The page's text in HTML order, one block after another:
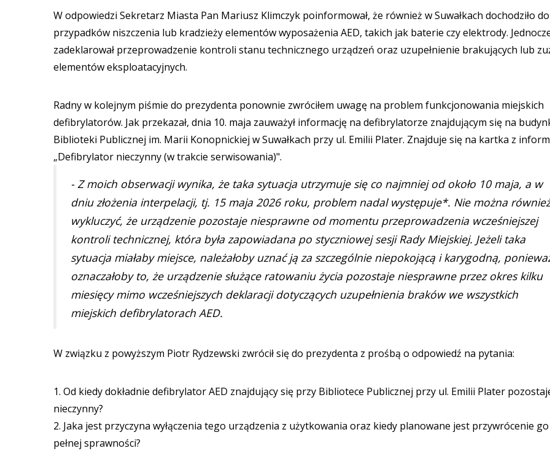
W odpowiedzi Sekretarz Miasta Pan Mariusz Klimczyk poinformował, że również w Suwałkach dochodziło do
przypadków niszczenia lub kradzieży elementów wyposażenia AED, takich jak baterie czy elektrody.
zadeklarował przeprowadzenie kontroli stanu technicznego urządzeń oraz uzupełnienie brakujących lub
elementów eksploatacyjnych.
Radny w kolejnym piśmie do prezydenta ponownie zwróciłem uwagę na problem funkcjonowania miejskich
defibrylatorów. Jak przekazał, dnia 10. maja zauważył informację na defibrylatorze znajdującym się na
Biblioteki Publicznej im. Marii Konopnickiej w Suwałkach przy ul. Emilii Plater. Znajduje się na kartka z
„Defibrylator nieczynny (w trakcie serwisowania)".
- Z moich obserwacji wynika, że taka sytuacja utrzymuje się co najmniej od około 10 maja, a w
dniu złożenia interpelacji, tj. 15 maja 2026 roku, problem nadal występuje*. Nie można również
wykluczyć, że urządzenie pozostaje niesprawne od momentu przeprowadzenia wcześniejszej
kontroli technicznej, która była zapowiadana po styczniowej sesji Rady Miejskiej. Jeżeli taka
sytuacja miałaby miejsce, należałoby uznać ją za szczególnie niepokojącą i karygodną,
oznaczałoby to, że urządzenie służące ratowaniu życia pozostaje niesprawne przez okres kilku
miesięcy mimo wcześniejszych deklaracji dotyczących uzupełnienia braków we wszystkich
miejskich defibrylatorach AED.
W związku z powyższym Piotr Rydzewski zwrócił się do prezydenta z prośbą o odpowiedź na pytania:
1. Od kiedy dokładnie defibrylator AED znajdujący się przy Bibliotece Publicznej przy ul. Emilii Plater
nieczynny?
2. Jaka jest przyczyna wyłączenia tego urządzenia z użytkowania oraz kiedy planowane jest przywrócenie
pełnej sprawności?